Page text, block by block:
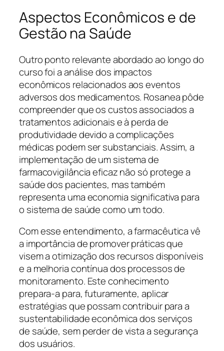
Aspectos Econômicos e de
Gestão na Saúde
Outro ponto relevante abordado ao longo do
curso foi a análise dos impactos
econômicos relacionados aos eventos
adversos dos medicamentos. Rosanea pôde
compreender que os custos associados a
tratamentos adicionais e à perda de
produtividade devido a complicações
médicas podem ser substanciais. Assim, a
implementação de um sistema de
farmacovigilância eficaz não só protege a
saúde dos pacientes, mas também
representa uma economia significativa para
o sistema de saúde como um todo.
Com esse entendimento, a farmacêutica vê
a importância de promover práticas que
visem a otimização dos recursos disponíveis
e a melhoria contínua dos processos de
monitoramento. Este conhecimento
prepara-a para, futuramente, aplicar
estratégias que possam contribuir para a
sustentabilidade econômica dos serviços
de saúde, sem perder de vista a segurança
dos usuários.